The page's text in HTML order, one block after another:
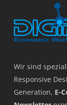
Wir sind
Responsive
Generation, E-